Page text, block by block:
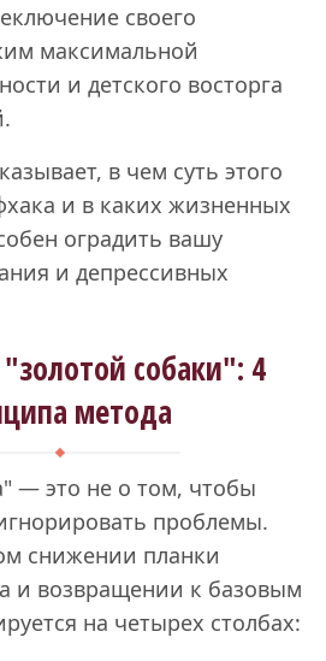
своего
максимальной
и детского восторга
в чем суть этого
и в каких жизненных
оградить вашу
и депрессивных
собаки": 4
метода
— это не о том, чтобы
проблемы.
снижении планки
и возвращении к базовым
на четырех столбах: